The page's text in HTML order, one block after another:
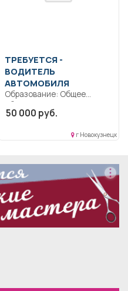
ТРЕБУЕТСЯ -
ВОДИТЕЛЬ
АВТОМОБИЛЯ
Образование: Общее
образование.. Безопасная
перевозка пассажиров и
50 000 руб.
г Новокузнецк